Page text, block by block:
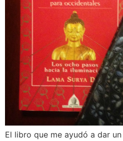
El libro que me ayudó a dar